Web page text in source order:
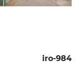
iro-984